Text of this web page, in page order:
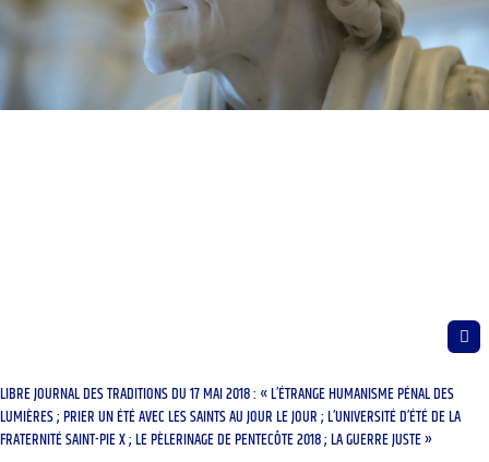
LIBRE JOURNAL DES TRADITIONS DU 17 MAI 2018 : « L’ÉTRANGE HUMANISME PÉNAL DES
LUMIÈRES ; PRIER UN ÉTÉ AVEC LES SAINTS AU JOUR LE JOUR ; L’UNIVERSITÉ D’ÉTÉ DE LA
FRATERNITÉ SAINT-PIE X ; LE PÈLERINAGE DE PENTECÔTE 2018 ; LA GUERRE JUSTE »